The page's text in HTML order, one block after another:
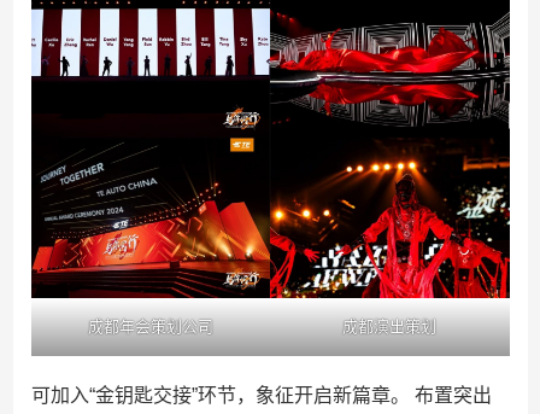
成都年会策划公司 成都演出策划
可加入“金钥匙交接”环节，象征开启新篇章。 布置突出